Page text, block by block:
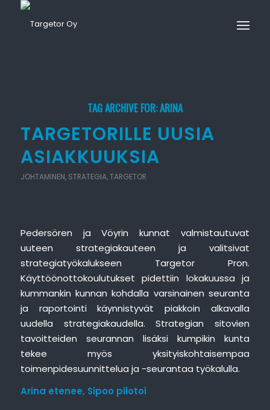
TAG ARCHIVE FOR:ARINA
TARGETORILLE UUSIA
ASIAKKUUKSIA
JOHTAMINEN, STRATEGIA,TARGETOR
Pedersören ja Vöyrin kunnat valmistautuvat
uuteen strategiakauteen ja valitsivat
strategiatyökalukseen Targetor Pron.
Käyttöönottokoulutukset pidettiin lokakuussa ja
kummankin kunnan kohdalla varsinainen seuranta
ja raportointi käynnistyvät piakkoin alkavalla
uudella strategiakaudella. Strategian sitovien
tavoitteiden seurannan lisäksi kumpikin kunta
tekee myös yksityiskohtaisempaa
toimenpidesuunnittelua ja -seurantaa työkalulla.
Arina etenee, Sipoo pilotoi